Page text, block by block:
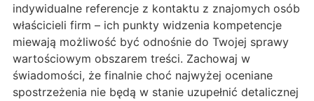
indywidualne referencje z kontaktu z znajomych osób
właścicieli firm – ich punkty widzenia kompetencje
miewają możliwość być odnośnie do Twojej sprawy
wartościowym obszarem treści. Zachowaj w
świadomości, że finalnie choć najwyżej oceniane
spostrzeżenia nie będą w stanie uzupełnić detalicznej